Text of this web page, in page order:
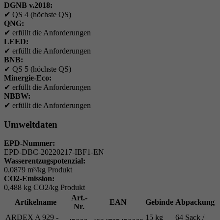
DGNB v.2018:
✔ QS 4 (höchste QS)
QNG:
✔ erfüllt die Anforderungen
LEED:
✔ erfüllt die Anforderungen
BNB:
✔ QS 5 (höchste QS)
Minergie-Eco:
✔ erfüllt die Anforderungen
NBBW:
✔ erfüllt die Anforderungen
Umweltdaten
EPD-Nummer:
EPD-DBC-20220217-IBF1-EN
Wasserentzugspotenzial:
0,0879 m³/kg Produkt
CO2-Emission:
0,488 kg CO2/kg Produkt
Artikelname
Art.-
Nr.
EAN Gebinde Abpackung
ARDEX A 929 -
15 kg
64 Sack /